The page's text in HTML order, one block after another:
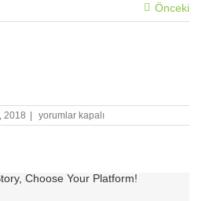
Önceki
2018
Epsilon
için
yorumlar kapalı
Choose Your Platform!